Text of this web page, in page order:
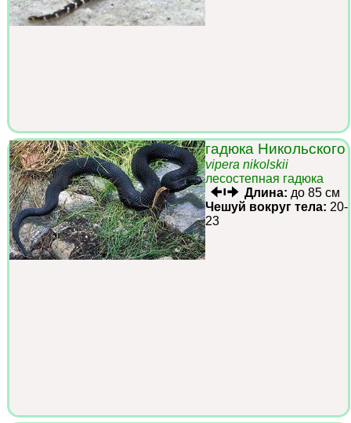
гадюка Никольского
vipera nikolskii
лесостепная гадюка
Длина: до 85 см
Чешуй вокруг тела: 20-
23